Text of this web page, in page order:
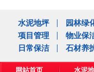
水泥地坪 园林绿
项目管理
物业保
日常保洁
石材养
网站首页 水泥